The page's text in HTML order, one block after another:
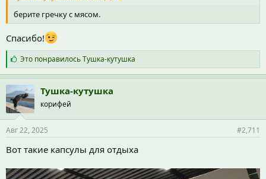
берите гречку с мясом.
Спасибо!
С
и
м
п
а
т
и
:
Это понравилосьТушка-кутушка
Тушка-кутушка
корифей
Авг 22, 2025 #2,711
Вот такие капсулы для отдыха